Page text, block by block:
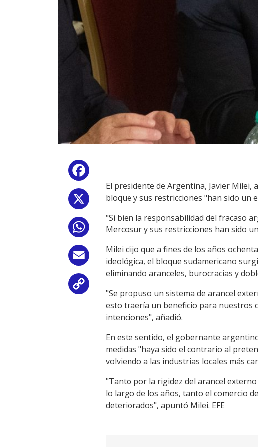
WhatsApp
Email
Link
El presidente de Argentina, Javier
bloque y sus restricciones "han sido un
"Si bien la responsabilidad del fracaso
Mercosur y sus restricciones han sido
Milei dijo que a fines de los años
ideológica, el bloque sudamericano
eliminando aranceles, burocracias y
"Se propuso un sistema de arancel
esto traería un beneficio para nuestros
intenciones", añadió.
En este sentido, el gobernante
medidas "haya sido el contrario al
volviendo a las industrias locales más
"Tanto por la rigidez del arancel
lo largo de los años, tanto el comercio
deteriorados", apuntó Milei. EFE